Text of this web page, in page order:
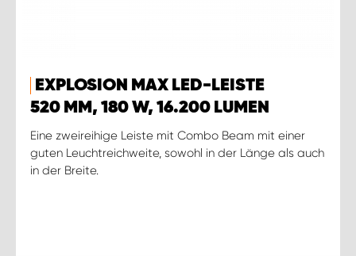
EXPLOSION MAX LED-LEISTE
520 MM, 180 W, 16.200 LUMEN
Eine zweireihige Leiste mit Combo Beam mit einer
guten Leuchtreichweite, sowohl in der Länge als auch
in der Breite.